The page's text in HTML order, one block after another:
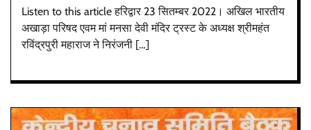
Listen to this article हरिद्वार 23 सितम्बर 2022। अखिल भारतीय
अखाड़ा परिषद एवम मां मनसा देवी मंदिर ट्रस्ट के अध्यक्ष श्रीमहंत
रविंद्रपुरी महाराज ने निरंजनी […]